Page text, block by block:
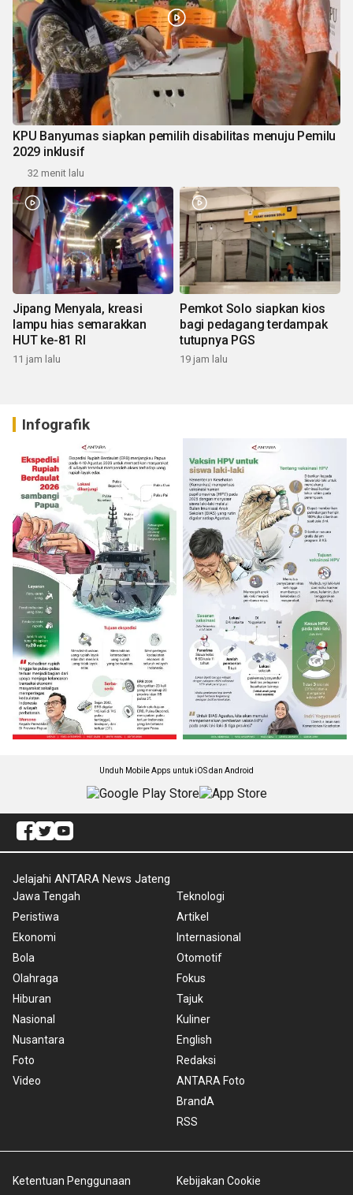
KPU Banyumas siapkan pemilih disabilitas menuju Pemilu
2029 inklusif
32 menit lalu
Jipang Menyala, kreasi
lampu hias semarakkan
HUT ke-81 RI
11 jam lalu
Pemkot Solo siapkan kios
bagi pedagang terdampak
tutupnya PGS
19 jam lalu
Infografik
Unduh Mobile Apps untuk iOS dan Android
Jelajahi ANTARA News Jateng
Jawa Tengah
Peristiwa
Ekonomi
Bola
Olahraga
Hiburan
Nasional
Nusantara
Foto
Video
Teknologi
Artikel
Internasional
Otomotif
Fokus
Tajuk
Kuliner
English
Redaksi
ANTARA Foto
BrandA
RSS
Ketentuan Penggunaan Kebijakan Cookie